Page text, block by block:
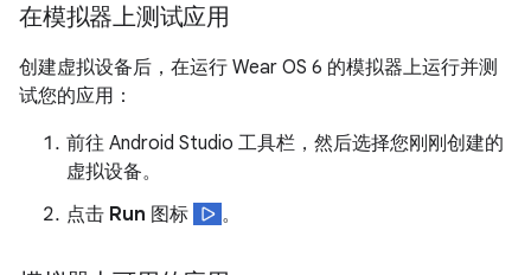
在模拟器上测试应用
创建虚拟设备后，在运行 Wear OS 6 的模拟器上运行并测
试您的应用：
前往 Android Studio 工具栏，然后选择您刚刚创建的
虚拟设备。
点击 Run 图标 。